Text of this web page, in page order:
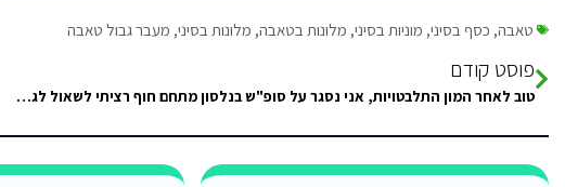
טאבה, כסף בסיני, מוניות בסיני, מלונות בטאבה, מלונות בסיני, מעבר גבול טאבה
פוסט קודם
טוב לאחר המון התלבטויות, אני נסגר על סופ"ש בנלסון מתחם חוף רציתי לשאול לגבי הכל כלול, מה הוא כלול ? חוץ…